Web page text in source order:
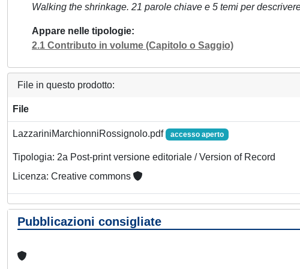
Walking the shrinkage. 21 parole chiave e 5 temi per
Appare nelle tipologie
2.1 Contributo in volume (Capitolo o Saggio)
File in questo prodotto:
File
LazzariniMarchionniRossignolo.pdf accesso aperto
Tipologia: 2a Post-print versione editoriale / Version of Record
Licenza: Creative commons
Pubblicazioni consigliate